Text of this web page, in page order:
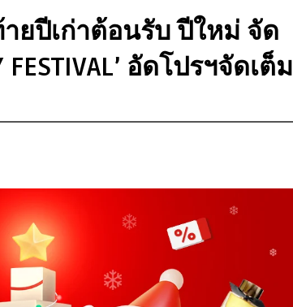
ายปีเก่าต้อนรับ ปีใหม่ จัด
FESTIVAL’ อัดโปรฯจัดเต็ม